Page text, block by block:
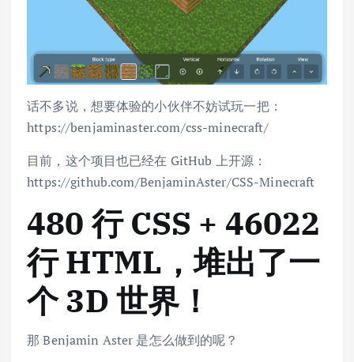
话不多说，想要体验的小伙伴不妨试玩一把：
https://benjaminaster.com/css-minecraft/
目前，这个项目也已经在 GitHub 上开源：
https://github.com/BenjaminAster/CSS-Minecraft
480 行 CSS + 46022
行 HTML，堆出了一
个 3D 世界！
那 Benjamin Aster 是怎么做到的呢？